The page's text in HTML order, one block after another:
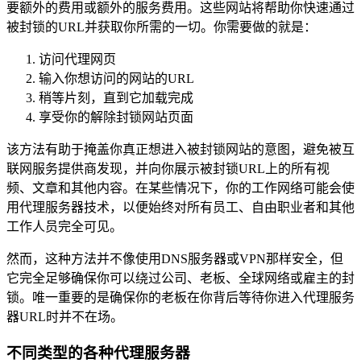
要额外的费用或额外的服务费用。这些网站将帮助你快速通过
被封锁的URL并获取你所需的一切。你需要做的就是：
访问代理网页
输入你想访问的网站的URL
稍等片刻，直到它加载完成
享受你的解除封锁网站页面
该方法有助于掩盖你真正想进入被封锁网站的意图，避免被互
联网服务提供商发现，并向你展示被封锁URL上的所有视
频、文章和其他内容。在某些情况下，你的工作网络可能会使
用代理服务器技术，以便始终对所有员工、自由职业者和其他
工作人员完全可见。
然而，这种方法并不像使用DNS服务器或VPN那样安全，但
它完全足够确保你可以绕过公司、老板、全球网络或雇主的封
锁。唯一重要的是确保你的老板在你背后等待你进入代理服务
器URL时并不在场。
不同类型的各种代理服务器